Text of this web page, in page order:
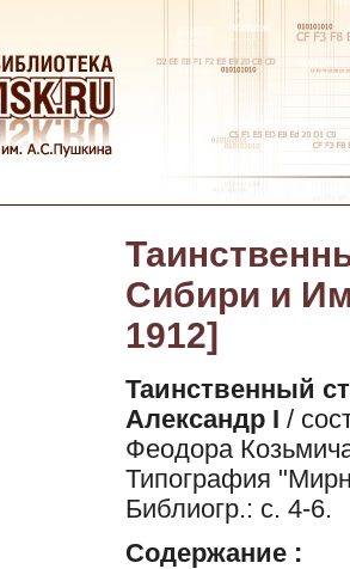
Сибири и
1912]
Таинственный
Александр I /
Феодора
Типография
Библиогр.: с. 4-6.
Содержание :